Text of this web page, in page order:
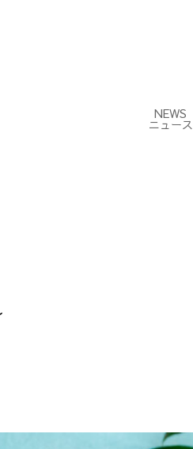
NEWS
ニュース